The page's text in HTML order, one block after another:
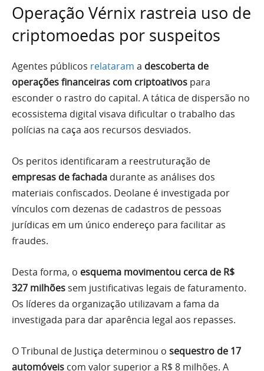
Operação Vérnix rastreia uso de
criptomoedas por suspeitos
Agentes públicos relataram a descoberta de
operações financeiras com criptoativos para
esconder o rastro do capital. A tática de dispersão no
ecossistema digital visava dificultar o trabalho das
polícias na caça aos recursos desviados.
Os peritos identificaram a reestruturação de
empresas de fachada durante as análises dos
materiais confiscados. Deolane é investigada por
vínculos com dezenas de cadastros de pessoas
jurídicas em um único endereço para facilitar as
fraudes.
Desta forma, o esquema movimentou cerca de R$
327 milhões sem justificativas legais de faturamento.
Os líderes da organização utilizavam a fama da
investigada para dar aparência legal aos repasses.
O Tribunal de Justiça determinou o sequestro de 17
automóveis com valor superior a R$ 8 milhões. A